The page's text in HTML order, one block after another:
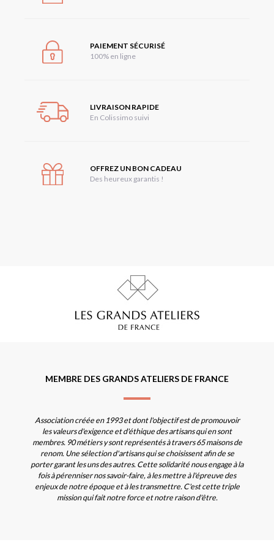
PAIEMENT SÉCURISÉ
100% en ligne
LIVRAISON RAPIDE
En Colissimo suivi
OFFREZ UN BON CADEAU
Des heureux garantis !
MEMBRE DES GRANDS ATELIERS DE FRANCE
Association créée en 1993 et dont l'objectif est de promouvoir
les valeurs d'exigence et d'éthique des artisans qui en sont
membres. 90 métiers y sont représentés à travers 65 maisons de
renom. Une sélection d'artisans qui se choisissent afin de se
porter garant les uns des autres. Cette solidarité nous engage à la
fois à pérenniser nos savoir-faire, à les mettre à l'épreuve des
enjeux de notre époque et à les transmettre. C'est cette triple
mission qui fait notre force et notre raison d'être.